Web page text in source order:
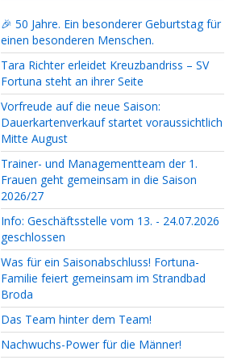
🎉 50 Jahre. Ein besonderer Geburtstag für
einen besonderen Menschen.
Tara Richter erleidet Kreuzbandriss – SV
Fortuna steht an ihrer Seite
Vorfreude auf die neue Saison:
Dauerkartenverkauf startet voraussichtlich
Mitte August
Trainer- und Managementteam der 1.
Frauen geht gemeinsam in die Saison
2026/27
Info: Geschäftsstelle vom 13. - 24.07.2026
geschlossen
Was für ein Saisonabschluss! Fortuna-
Familie feiert gemeinsam im Strandbad
Broda
Das Team hinter dem Team!
Nachwuchs-Power für die Männer!